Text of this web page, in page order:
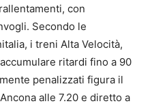
con
Secondo le
i treni Alta Velocità,
ritardi fino a 90
penalizzati figura il
alle 7.20 e diretto a